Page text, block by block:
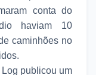
conta do
haviam 10
caminhões no
publicou um